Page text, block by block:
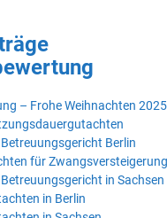
– Frohe Weihnachten 2025
Berlin
für
in Sachsen
in Berlin